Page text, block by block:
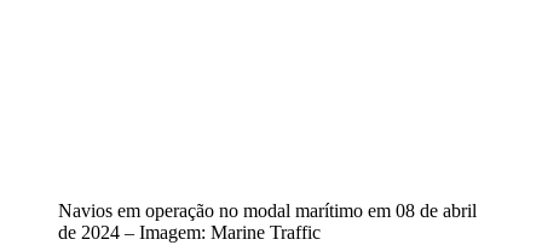
Navios em operação no modal marítimo em 08 de abril
de 2024 – Imagem: Marine Traffic